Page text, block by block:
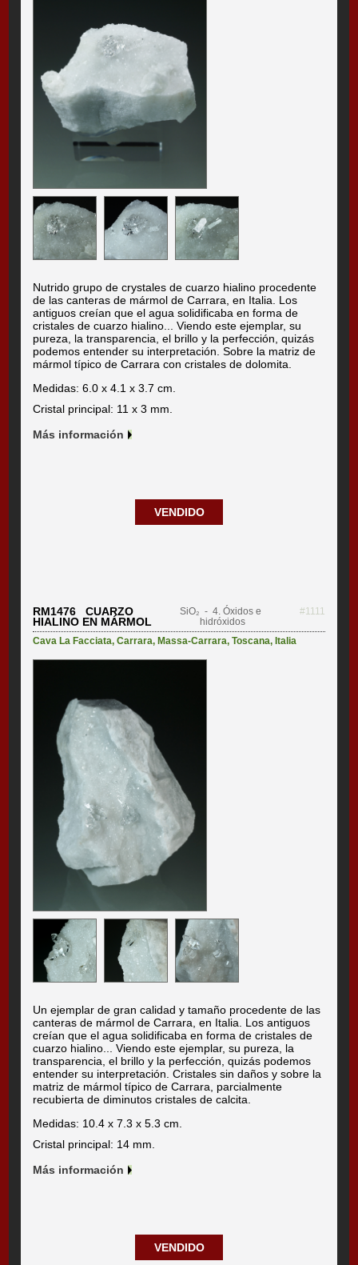
Nutrido grupo de crystales de cuarzo hialino procedente
de las canteras de mármol de Carrara, en Italia. Los
antiguos creían que el agua solidificaba en forma de
cristales de cuarzo hialino... Viendo este ejemplar, su
pureza, la transparencia, el brillo y la perfección, quizás
podemos entender su interpretación. Sobre la matriz de
mármol típico de Carrara con cristales de dolomita.
Medidas: 6.0 x 4.1 x 3.7 cm.
Cristal principal: 11 x 3 mm.
Más información
VENDIDO
RM1476 CUARZO
HIALINO EN MÁRMOL
SiO₂ - 4. Óxidos e
hidróxidos
#1111
Cava La Facciata,Carrara, Massa-Carrara,Toscana, Italia
Un ejemplar de gran calidad y tamaño procedente de las
canteras de mármol de Carrara, en Italia. Los antiguos
creían que el agua solidificaba en forma de cristales de
cuarzo hialino... Viendo este ejemplar, su pureza, la
transparencia, el brillo y la perfección, quizás podemos
entender su interpretación. Cristales sin daños y sobre la
matriz de mármol típico de Carrara, parcialmente
recubierta de diminutos cristales de calcita.
Medidas: 10.4 x 7.3 x 5.3 cm.
Cristal principal: 14 mm.
Más información
VENDIDO